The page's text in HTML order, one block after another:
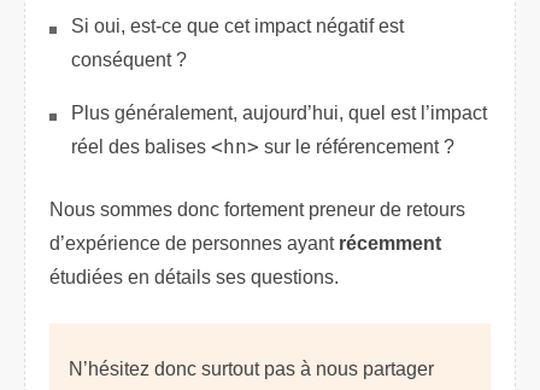
Si oui, est-ce que cet impact négatif est
conséquent ?
Plus généralement, aujourd’hui, quel est l’impact
réel des balises <hn> sur le référencement ?
Nous sommes donc fortement preneur de retours
d’expérience de personnes ayant récemment
étudiées en détails ses questions.
N’hésitez donc surtout pas à nous partager